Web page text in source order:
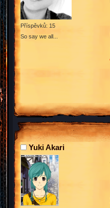
Příspěvků: 15
So say we all...
Yuki Akari